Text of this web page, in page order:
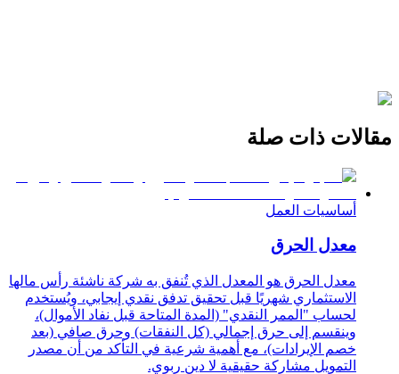
مقالات ذات صلة
أساسيات العمل
معدل الحرق
معدل الحرق هو المعدل الذي تُنفق به شركة ناشئة رأس مالها
الاستثماري شهريًا قبل تحقيق تدفق نقدي إيجابي، ويُستخدم
لحساب "الممر النقدي" (المدة المتاحة قبل نفاد الأموال)،
وينقسم إلى حرق إجمالي (كل النفقات) وحرق صافي (بعد
خصم الإيرادات)، مع أهمية شرعية في التأكد من أن مصدر
التمويل مشاركة حقيقية لا دين ربوي.